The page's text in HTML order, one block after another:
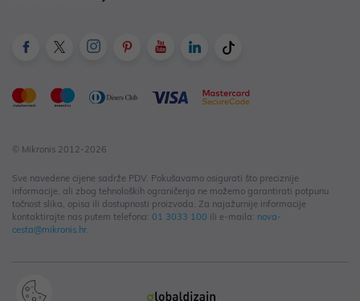
© Mikronis 2012-2026
Sve navedene cijene sadrže PDV. Pokušavamo osigurati što preciznije
informacije, ali zbog tehnoloških ograničenja ne možemo garantirati potpunu
točnost slika, opisa ili dostupnosti proizvoda. Za najažurnije informacije
kontaktirajte nas putem telefona: 01 3033 100 ili e-maila: nova-
cesta@mikronis.hr.